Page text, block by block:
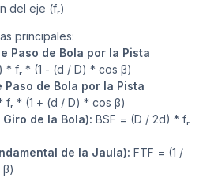
del eje (fᵣ)
principales:
Paso de Bola por la Pista
* fᵣ * (1 - (d / D) * cos β)
Paso de Bola por la Pista
fᵣ * (1 + (d / D) * cos β)
de la Bola): BSF = (D / 2d) * fᵣ
de la Jaula): FTF = (1 /
β)